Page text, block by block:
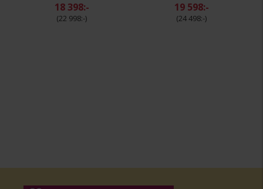
18 398:-
22 998:-
19 598:-
24 498:-